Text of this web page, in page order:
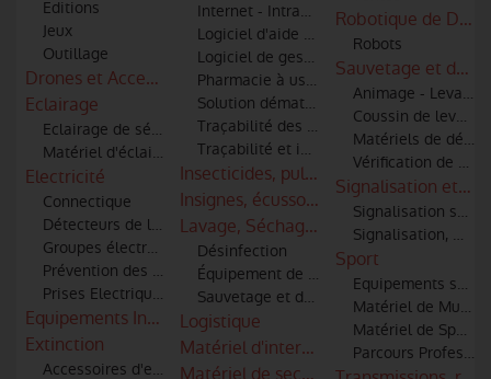
Editions
Jeux
Outillage
Drones et Accessoires
Eclairage
Eclairage de sécurité
Matériel d'éclairage
Electricité
Connectique
Détecteurs de lignes haute tension pour moyens aériens
Groupes électrogènes
Prévention des risques électriques
Prises Electriques
Equipements Industriels
Extinction
Accessoires d'extinction (tuyaux, lances, robinets, raccords)
Internet - Intranet - Extranet
Logiciel d'aide à la décision
Logiciel de gestion administrative
Pharmacie à usage intérieur
Solution dématérialisée de Bilan Patient
Traçabilité des matériels et des hommes
Traçabilité et identification des bléssés
Insecticides, pulvérisateurs,
Insignes, écussons et patronymes
Lavage, Séchage & Entretien
Désinfection
Équipement de nettoyage par ultrasons
Sauvetage et décontamination de
Logistique
Matériel d'intervention incendie et
Matériel de secours
Robotique de
Robots
Sauvetage et
Animage - Levage
Coussin de levage
Matériels de
Vérification de
Signalisation et
Signalisation
Signalisation,
Sport
Equipements
Matériel de
Matériel de Sport -
Parcours